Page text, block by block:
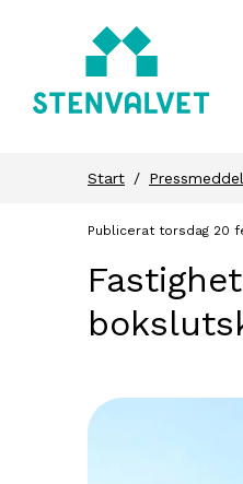
Start
Publicerat torsdag 20